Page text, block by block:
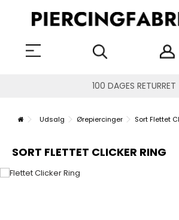
100 DAGES RETURRET
Udsalg Ørepiercinger Sort Flettet
SORT FLETTET CLICKER RING